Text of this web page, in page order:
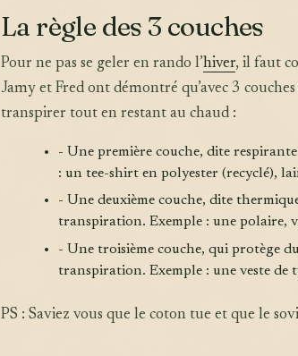
La règle des 3 couches
Pour ne pas se geler en rando l’hiver, il faut
Jamy et Fred ont démontré qu’avec 3
transpirer tout en restant au chaud :
- Une première couche, dite
: un tee-shirt en polyester (recyclé),
- Une deuxième couche, dite
transpiration. Exemple : une polaire,
- Une troisième couche, qui protège
transpiration. Exemple : une veste de
PS : Saviez vous que le coton tue et que le